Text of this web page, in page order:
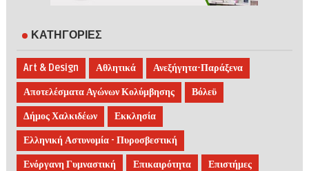
ΚΑΤΗΓΟΡΙΕΣ
Art & Design Αθλητικά Ανεξήγητα-Παράξενα
Αποτελέσματα Αγώνων Κολύμβησης Βόλεϋ
Δήμος Χαλκιδέων Εκκλησία
Ελληνική Αστυνομία - Πυροσβεστική
Ενόργανη Γυμναστική Επικαιρότητα Επιστήμες